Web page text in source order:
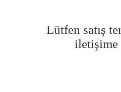
Lütfen satış
iletişime